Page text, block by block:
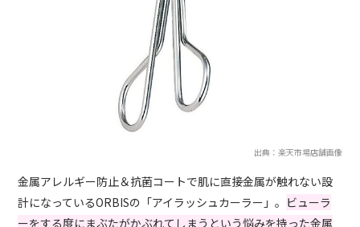
出典：楽天市場店舗画像
金属アレルギー防止＆抗菌コートで肌に直接金属が触れない設
計になっているORBISの「アイラッシュカーラー」。 ビューラ
ーをする度にまぶたがかぶれてしまうという悩みを持った金属